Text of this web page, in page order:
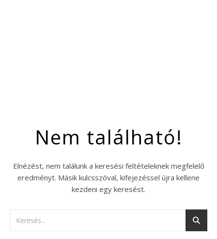
Nem található!
Elnézést, nem találunk a keresési feltételeknek megfelelő
eredményt. Másik kulcsszóval, kifejezéssel újra kellene
kezdeni egy keresést.